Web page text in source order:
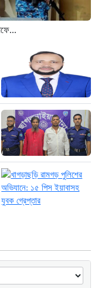
‘আয়নাঘর’ পরিদর্শনে
ট্রাইব্যুনালের বিচারক
ইতিহাসের ঠাঁই হবে না: